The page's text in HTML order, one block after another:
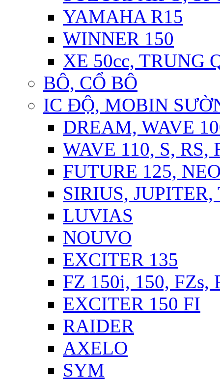
YAMAHA R15
WINNER 150
XE 50cc, TRUNG
BÔ, CỔ BÔ
IC ĐỘ, MOBIN
DREAM, WAVE
WAVE 110, S, RS,
FUTURE 125,
SIRIUS, JUPITER,
LUVIAS
NOUVO
EXCITER 135
FZ 150i, 150, FZs,
EXCITER 150 FI
RAIDER
AXELO
SYM